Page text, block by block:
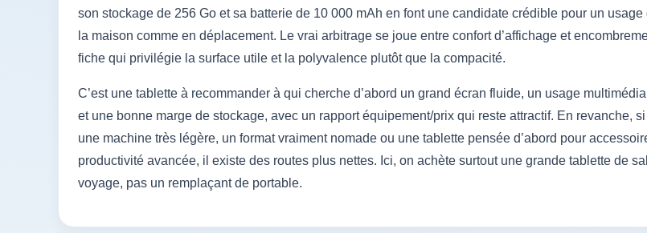
son stockage de 256 Go et sa batterie de 10 000 mAh en font une candidate crédible pour un usage
la maison comme en déplacement. Le vrai arbitrage se joue entre confort d’affichage et
fiche qui privilégie la surface utile et la polyvalence plutôt que la compacité.
C’est une tablette à recommander à qui cherche d’abord un grand écran fluide, un usage
et une bonne marge de stockage, avec un rapport équipement/prix qui reste attractif. En revanche,
une machine très légère, un format vraiment nomade ou une tablette pensée d’abord pour
productivité avancée, il existe des routes plus nettes. Ici, on achète surtout une grande tablette de
voyage, pas un remplaçant de portable.